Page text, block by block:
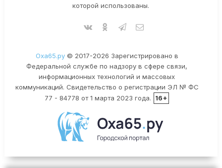
которой использованы.
Оха65.ру© 2017-2026 Зарегистрировано в
Федеральной службе по надзору в сфере связи,
информационных технологий и массовых
коммуникаций. Свидетельство о регистрации ЭЛ № ФС
77 - 84778 от 1 марта 2023 года.
16+